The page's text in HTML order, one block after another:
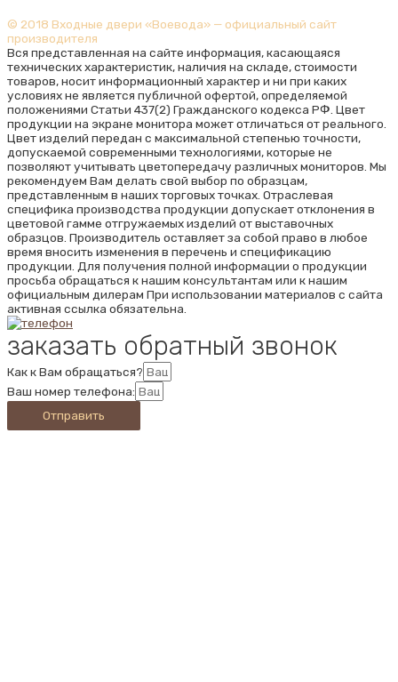
© 2018 Входные двери «Воевода» — официальный сайт
производителя
Вся представленная на сайте информация, касающаяся
технических характеристик, наличия на складе, стоимости
товаров, носит информационный характер и ни при каких
условиях не является публичной офертой, определяемой
положениями Статьи 437(2) Гражданского кодекса РФ. Цвет
продукции на экране монитора может отличаться от реального.
Цвет изделий передан с максимальной степенью точности,
допускаемой современными технологиями, которые не
позволяют учитывать цветопередачу различных мониторов. Мы
рекомендуем Вам делать свой выбор по образцам,
представленным в наших торговых точках. Отраслевая
специфика производства продукции допускает отклонения в
цветовой гамме отгружаемых изделий от выставочных
образцов. Производитель оставляет за собой право в любое
время вносить изменения в перечень и спецификацию
продукции. Для получения полной информации о продукции
просьба обращаться к нашим консультантам или к нашим
официальным дилерам При использовании материалов с сайта
активная ссылка обязательна.
заказать обратный звонок
Как к Вам обращаться?
Ваш номер телефона:
Отправить